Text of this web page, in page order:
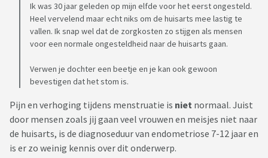
Ik was 30 jaar geleden op mijn elfde voor het eerst ongesteld.
Heel vervelend maar echt niks om de huisarts mee lastig te
vallen. Ik snap wel dat de zorgkosten zo stijgen als mensen
voor een normale ongesteldheid naar de huisarts gaan.
Verwen je dochter een beetje en je kan ook gewoon
bevestigen dat het stom is.
Pijn en verhoging tijdens menstruatie is niet normaal. Juist
door mensen zoals jij gaan veel vrouwen en meisjes niet naar
de huisarts, is de diagnoseduur van endometriose 7-12 jaar en
is er zo weinig kennis over dit onderwerp.